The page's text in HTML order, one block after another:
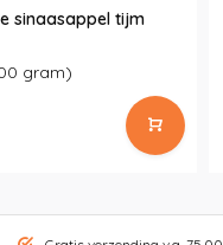
sinaasappel tijm
gram)